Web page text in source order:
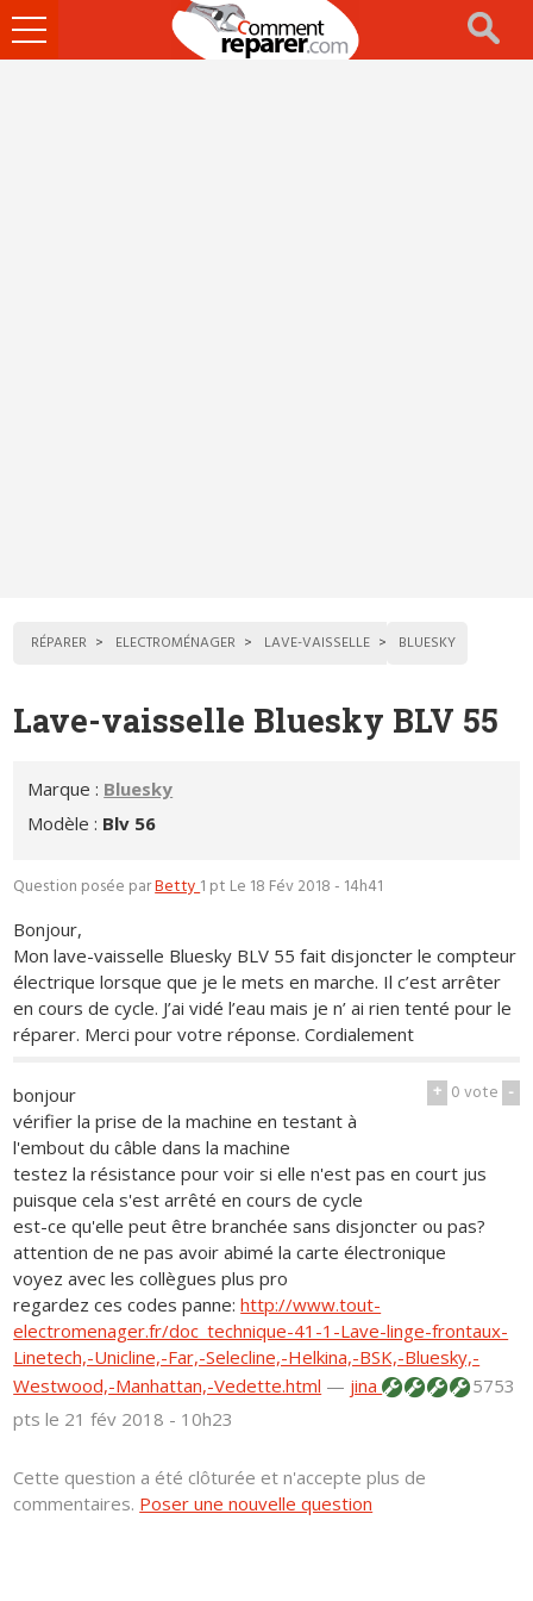
Ouvrir
le
RÉPARER ELECTROMÉNAGER LAVE-VAISSELLE BLUESKY
Lave-vaisselle Bluesky BLV 55
Marque : Bluesky
Modèle : Blv 56
Question posée parBetty1 pt Le 18 Fév 2018 - 14h41
Bonjour,
Mon lave-vaisselle Bluesky BLV 55 fait disjoncter le compteur
électrique lorsque que je le mets en marche. Il c’est arrêter
en cours de cycle. J’ai vidé l’eau mais je n’ ai rien tenté pour le
réparer. Merci pour votre réponse. Cordialement
+ 0vote -
bonjour
vérifier la prise de la machine en testant à
l'embout du câble dans la machine
testez la résistance pour voir si elle n'est pas en court jus
puisque cela s'est arrêté en cours de cycle
est-ce qu'elle peut être branchée sans disjoncter ou pas?
attention de ne pas avoir abimé la carte électronique
voyez avec les collègues plus pro
regardez ces codes panne:http://www.tout-
electromenager.fr/doc_technique-41-1-Lave-linge-frontaux-
Linetech,-Unicline,-Far,-Selecline,-Helkina,-BSK,-Bluesky,-
Westwood,-Manhattan,-Vedette.html — jina
5753
ptsle 21 fév 2018 - 10h23
Cette question a été clôturée et n'accepte plus de
commentaires. Poser une nouvelle question